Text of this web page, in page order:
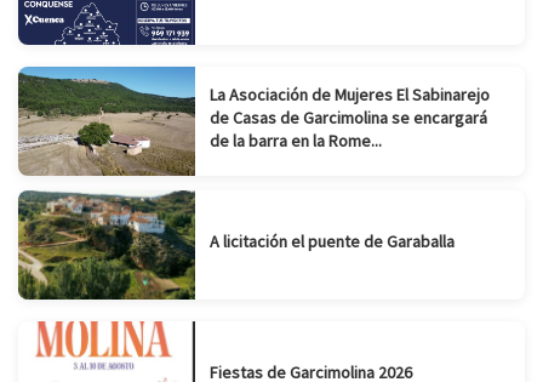
La Asociación de Mujeres El Sabinarejo
de Casas de Garcimolina se encargará
de la barra en la Rome...
A licitación el puente de Garaballa
Fiestas de Garcimolina 2026